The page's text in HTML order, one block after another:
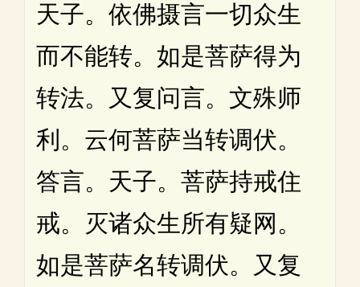
天子。依佛摄言一切众生
而不能转。如是菩萨得为
转法。又复问言。文殊师
利。云何菩萨当转调伏。
答言。天子。菩萨持戒住
戒。灭诸众生所有疑网。
如是菩萨名转调伏。又复